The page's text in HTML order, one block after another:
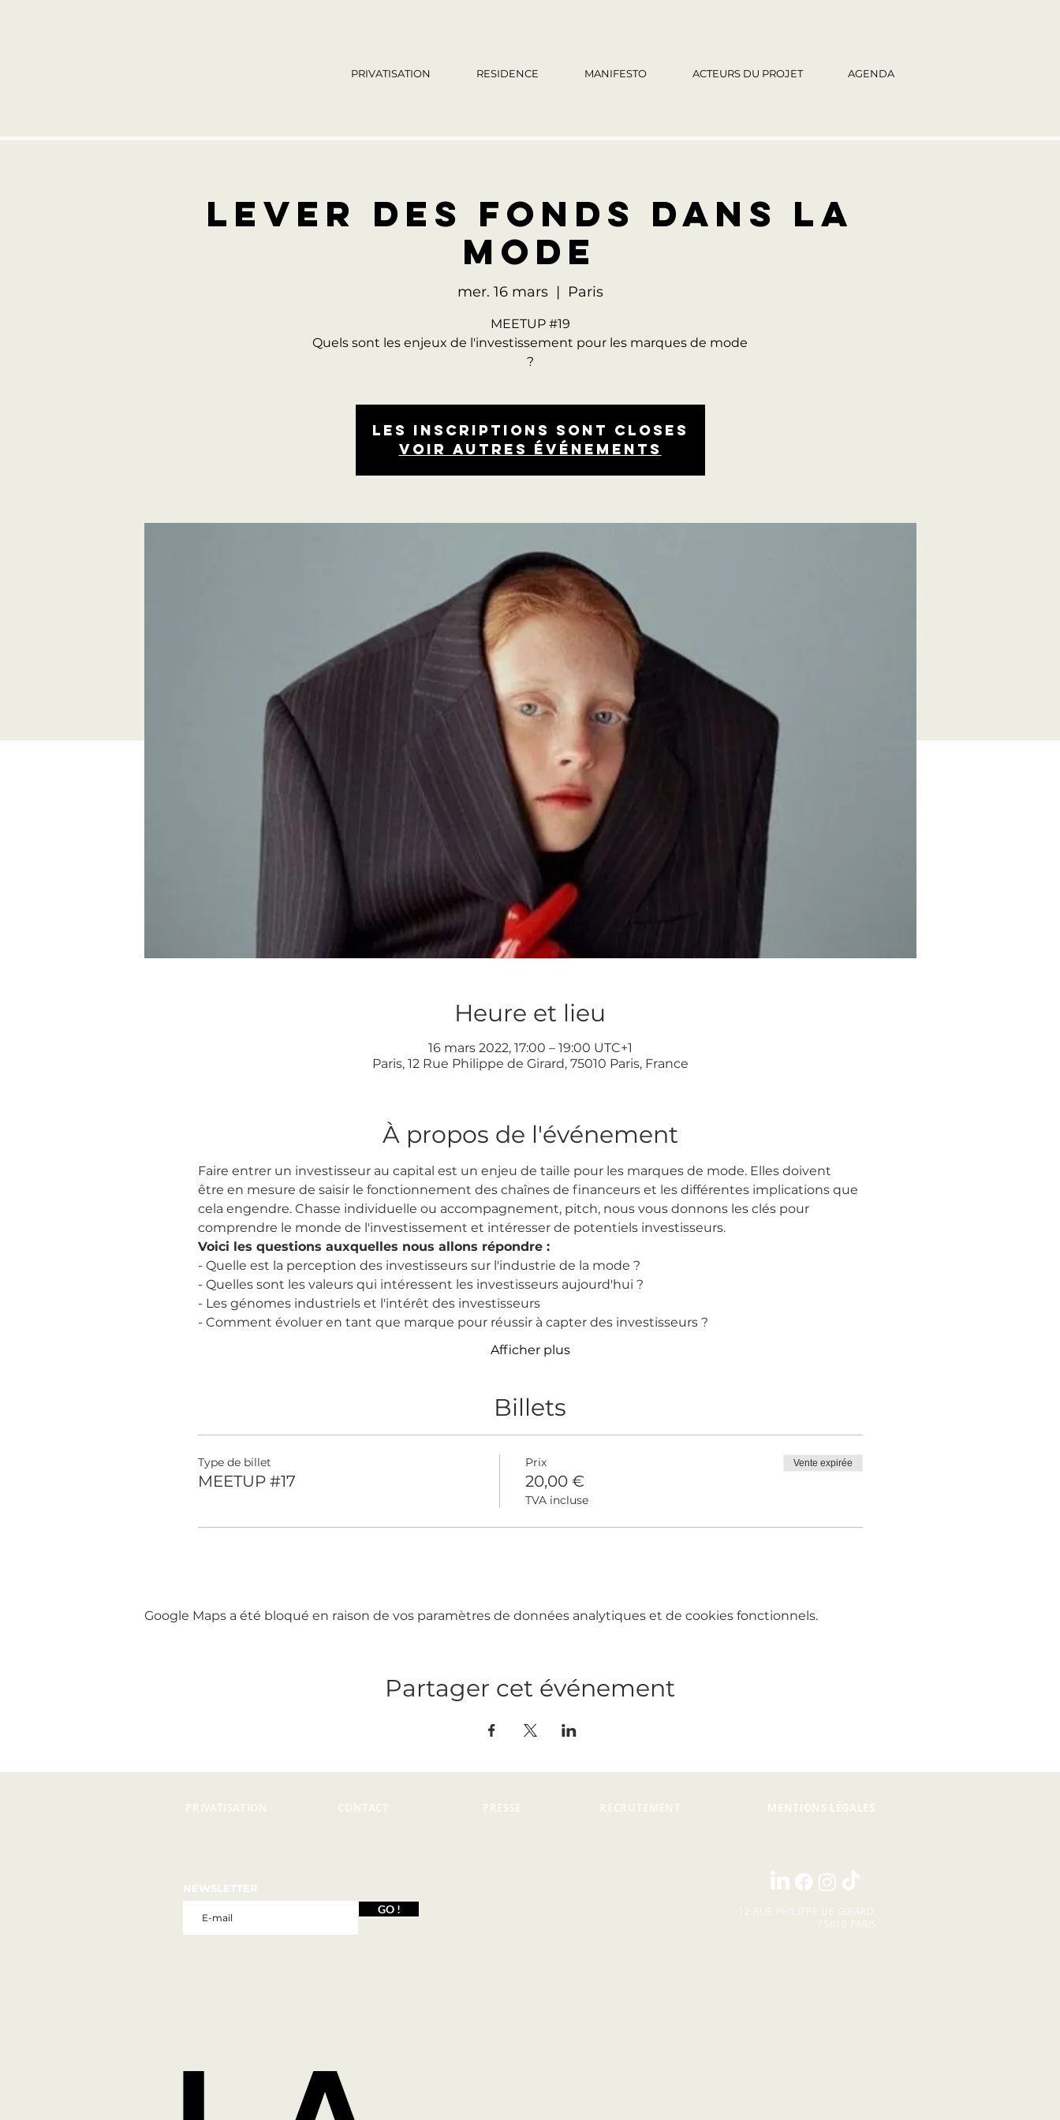
PRIVATISATION RESIDENCE MANIFESTO ACTEURS DU PROJET AGENDA
LEVER DES FONDS DANS LA
MODE
mer. 16 mars
  |
Paris
MEETUP #19
Quels sont les enjeux de l'investissement pour les marques de mode
?
Les inscriptions sont closes
Voir autres événements
Heure et lieu
16 mars 2022, 17:00 – 19:00 UTC+1
Paris, 12 Rue Philippe de Girard, 75010 Paris, France
À propos de l'événement
Faire entrer un investisseur au capital est un enjeu de taille pour les marques de mode. Elles doivent
être en mesure de saisir le fonctionnement des chaînes de financeurs et les différentes implications que
cela engendre. Chasse individuelle ou accompagnement, pitch, nous vous donnons les clés pour
comprendre le monde de l'investissement et intéresser de potentiels investisseurs.
Voici les questions auxquelles nous allons répondre :
- Quelle est la perception des investisseurs sur l'industrie de la mode ?
- Quelles sont les valeurs qui intéressent les investisseurs aujourd'hui ?
- Les génomes industriels et l'intérêt des investisseurs
- Comment évoluer en tant que marque pour réussir à capter des investisseurs ?
Afficher plus
Billets
Type de billet
MEETUP #17
Prix
20,00 €
TVA incluse
Vente expirée
Google Maps a été bloqué en raison de vos paramètres de données analytiques et de cookies fonctionnels.
Partager cet événement
MENTIONS LÉGALES
NEWSLETTER
GO !